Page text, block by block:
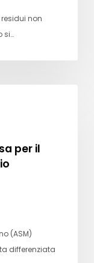
non
si…
per il
(ASM)
differenziata